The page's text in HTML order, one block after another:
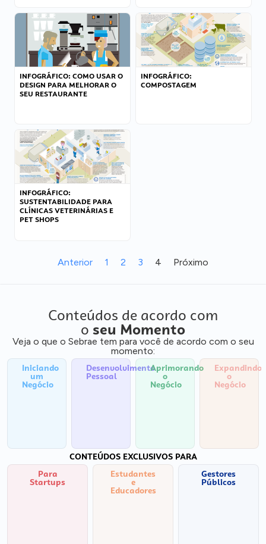
INFOGRÁFICO: COMO USAR O
DESIGN PARA MELHORAR O
SEU RESTAURANTE
INFOGRÁFICO:
COMPOSTAGEM
INFOGRÁFICO:
SUSTENTABILIDADE PARA
CLÍNICAS VETERINÁRIAS E
PET SHOPS
Anterior 1 2 3 4 Próximo
Conteúdos de acordo com
o seu Momento
Veja o que o Sebrae tem para você de acordo com o seu
momento:
Iniciando
um
Negócio
Desenvolvimento
Pessoal
Aprimorando
o
Negócio
Expandindo
o
Negócio
CONTEÚDOS EXCLUSIVOS PARA
Para
Startups
Estudantes
e
Educadores
Gestores
Públicos